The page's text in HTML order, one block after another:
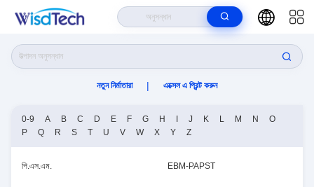
বাড়ি
নতুন নির্মাতারা | এক্সেল এ প্রিন্ট করুন
0-9 A B C D E F G H J K L M N
O
P
Q R S T U V W X Y Z
পি.এস.এম. EBM-PAPST